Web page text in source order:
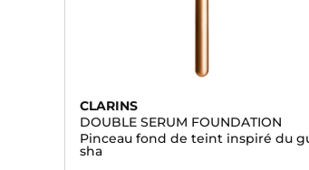
CLARINS
DOUBLE SERUM FOUNDATION
Pinceau fond de teint inspiré du
sha